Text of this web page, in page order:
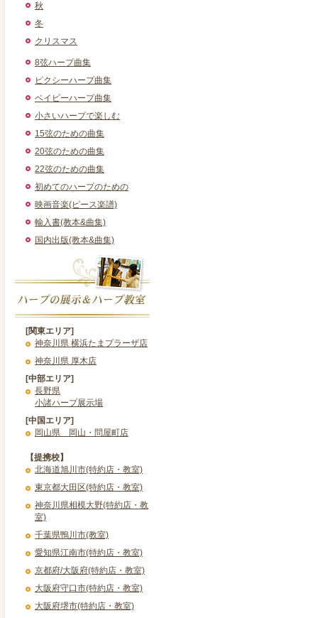
秋
冬
クリスマス
8弦ハープ曲集
ピクシーハープ曲集
ベイビーハープ曲集
小さいハープで楽しむ
15弦のための曲集
20弦のための曲集
22弦のための曲集
初めてのハープのための
映画音楽(ピース楽譜)
輸入書(教本&曲集)
国内出版(教本&曲集)
[関東エリア]
神奈川県 横浜たまプラーザ店
神奈川県 厚木店
[中部エリア]
長野県
小諸ハープ展示場
[中国エリア]
岡山県 岡山・問屋町店
【提携校】
北海道旭川市(特約店・教室)
東京都大田区(特約店・教室)
神奈川県相模大野(特約店・教
室)
千葉県鴨川市(教室)
愛知県江南市(特約店・教室)
京都府/大阪府(特約店・教室)
大阪府守口市(特約店・教室)
大阪府堺市(特約店・教室)